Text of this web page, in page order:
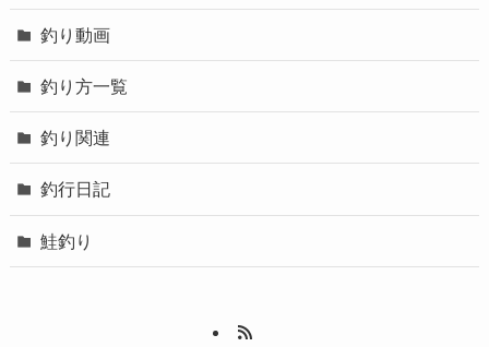
釣り動画
釣り方一覧
釣り関連
釣行日記
鮭釣り